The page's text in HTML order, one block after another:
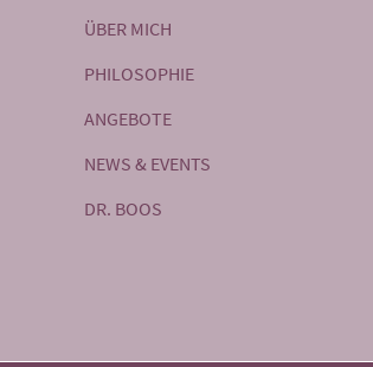
ÜBER MICH
PHILOSOPHIE
ANGEBOTE
NEWS & EVENTS
DR. BOOS